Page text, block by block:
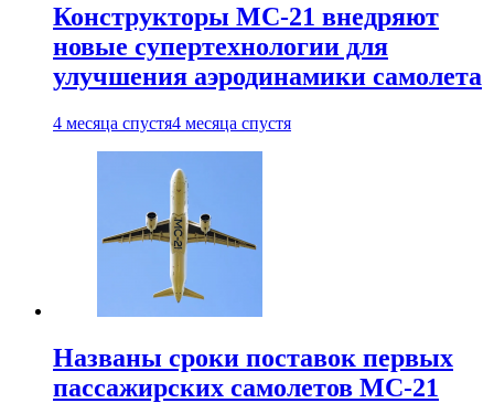
Конструкторы МС-21 внедряют
новые супертехнологии для
улучшения аэродинамики самолета
4 месяца спустя4 месяца спустя
Названы сроки поставок первых
пассажирских самолетов МС-21